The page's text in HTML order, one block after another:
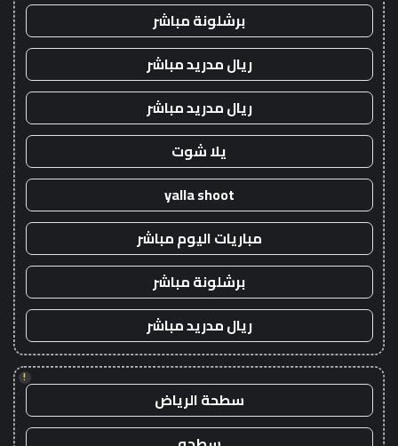
برشلونة مباشر
ريال مدريد مباشر
ريال مدريد مباشر
يلا شوت
yalla shoot
مباريات اليوم مباشر
برشلونة مباشر
ريال مدريد مباشر
!
سطحة الرياض